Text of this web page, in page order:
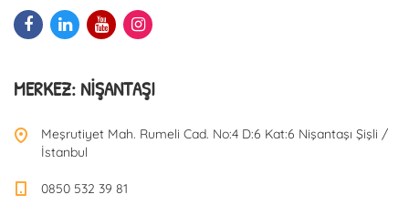
MERKEZ: NIŞANTAŞI
Meşrutiyet Mah. Rumeli Cad. No:4 D:6 Kat:6 Nişantaşı Şişli /
İstanbul
0850 532 39 81